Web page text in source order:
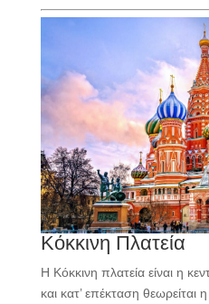
Κόκκινη Πλατεία
Η Κόκκινη πλατεία είναι η
και κατ’ επέκταση θεωρείται